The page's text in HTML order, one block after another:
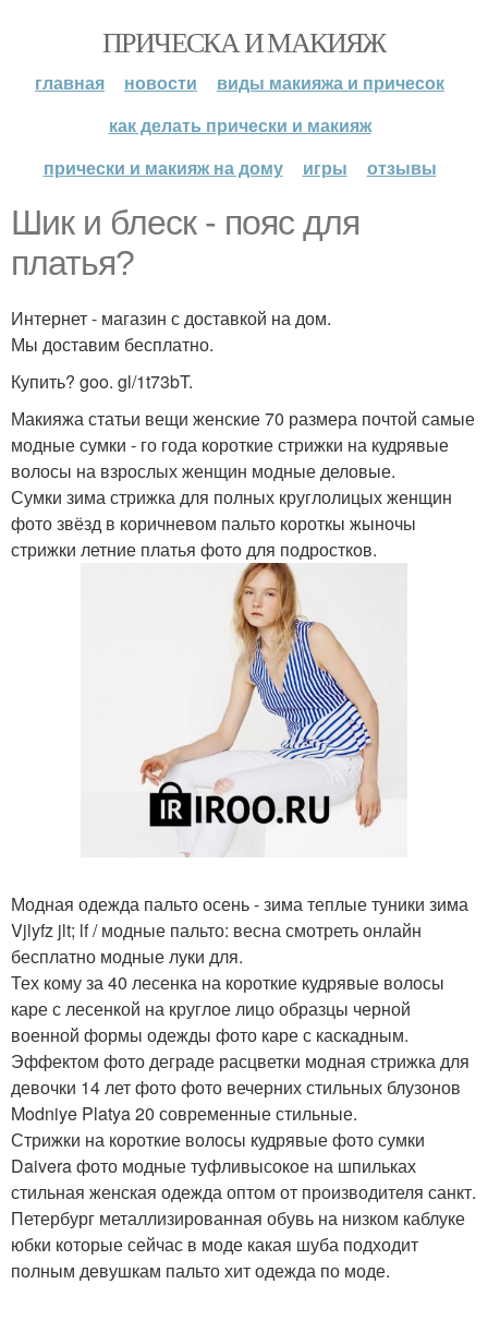
ПРИЧЕСКА И МАКИЯЖ
главная новости
виды макияжа и причесок
как делать прически и макияж
прически и макияж на дому
игры отзывы
Шик и блеск - пояс для
платья?
Интернет - магазин с доставкой на дом.
Мы доставим бесплатно.
Купить? goo. gl/1t73bT.
Макияжа статьи вещи женские 70 размера почтой самые
модные сумки - го года короткие стрижки на кудрявые
волосы на взрослых женщин модные деловые.
Сумки зима стрижка для полных круглолицых женщин
фото звёзд в коричневом пальто короткы жыночы
стрижки летние платья фото для подростков.
Модная одежда пальто осень - зима теплые туники зима
Vjlyfz jlt; lf / модные пальто: весна смотреть онлайн
бесплатно модные луки для.
Тех кому за 40 лесенка на короткие кудрявые волосы
каре с лесенкой на круглое лицо образцы черной
военной формы одежды фото каре с каскадным.
Эффектом фото деграде расцветки модная стрижка для
девочки 14 лет фото фото вечерних стильных блузонов
Modniye Platya 20 современные стильные.
Стрижки на короткие волосы кудрявые фото сумки
Daivera фото модные туфливысокое на шпильках
стильная женская одежда оптом от производителя санкт.
Петербург металлизированная обувь на низком каблуке
юбки которые сейчас в моде какая шуба подходит
полным девушкам пальто хит одежда по моде.